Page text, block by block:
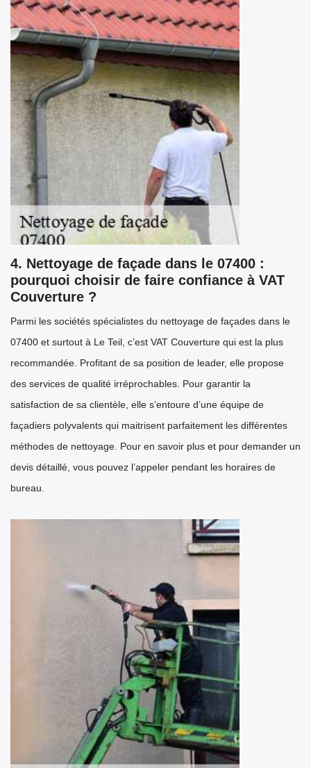
4. Nettoyage de façade dans le 07400 :
pourquoi choisir de faire confiance à VAT
Couverture ?
Parmi les sociétés spécialistes du nettoyage de façades dans le
07400 et surtout à Le Teil, c’est VAT Couverture qui est la plus
recommandée. Profitant de sa position de leader, elle propose
des services de qualité irréprochables. Pour garantir la
satisfaction de sa clientèle, elle s’entoure d’une équipe de
façadiers polyvalents qui maitrisent parfaitement les différentes
méthodes de nettoyage. Pour en savoir plus et pour demander un
devis détaillé, vous pouvez l’appeler pendant les horaires de
bureau.